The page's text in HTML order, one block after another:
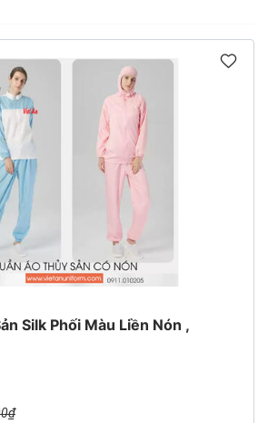
Silk Phối Màu Liền Nón ,